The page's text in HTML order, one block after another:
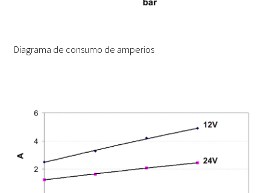
Diagrama de consumo de amperios